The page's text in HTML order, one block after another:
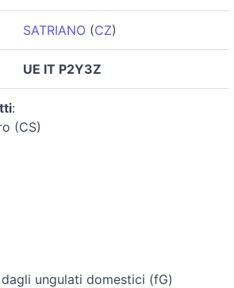
SATRIANO (CZ)
UE IT P2Y3Z
:
(CS)
ungulati domestici (fG)